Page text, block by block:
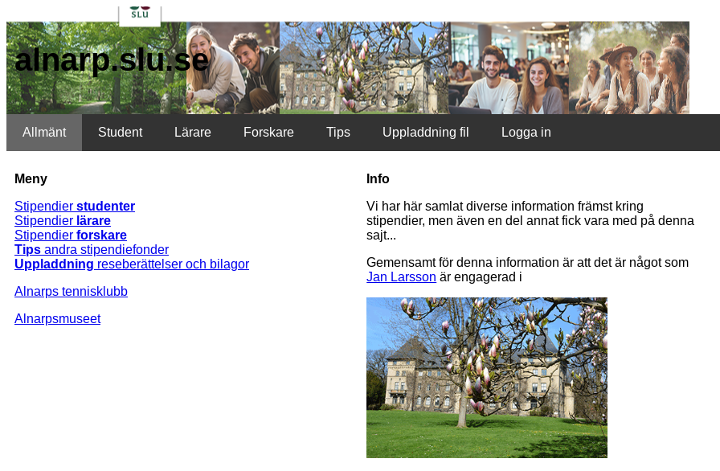
alnarp.slu.se
Allmänt Student Lärare Forskare Tips Uppladdning fil Logga in
Meny
Stipendier studenter
Stipendier lärare
Stipendier forskare
Tips andra stipendiefonder
Uppladdning reseberättelser och bilagor
Alnarps tennisklubb
Alnarpsmuseet
Info
Vi har här samlat diverse information främst kring
stipendier, men även en del annat fick vara med på denna
sajt...
Gemensamt för denna information är att det är något som
Jan Larsson är engagerad i